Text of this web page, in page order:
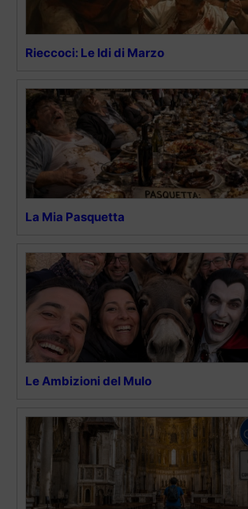
Rieccoci: Le Idi di Marzo
La Mia Pasquetta
Le Ambizioni del Mulo